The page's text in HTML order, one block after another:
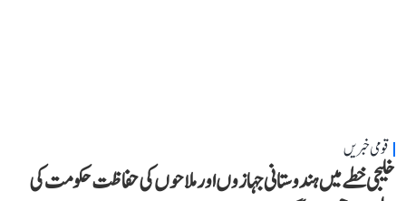
قومی خبریں
خلیجی خطے میں ہندوستانی جہازوں اور ملاحوں کی حفاظت حکومت کی